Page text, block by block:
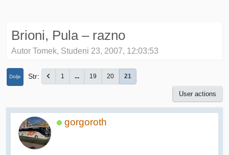
Brioni, Pula – razno
Autor Tomek, Studeni 23, 2007, 12:03:53
Dolje Str 1 ... 19 20 21
User actions
gorgoroth